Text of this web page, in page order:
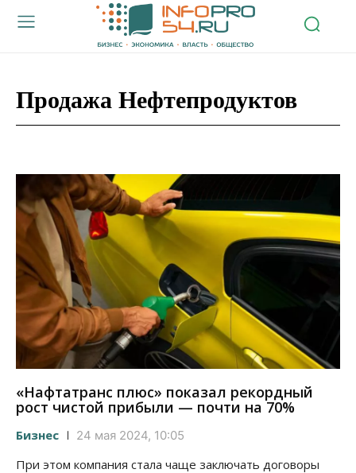
Продажа Нефтепродуктов
«Нафтатранс плюс» показал рекордный
рост чистой прибыли — почти на 70%
Бизнес 24 мая 2024, 10:05
При этом компания стала чаще заключать договоры